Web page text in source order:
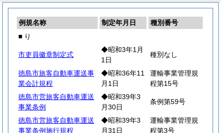
例規名称 制定年月日
種別番号
■ り
市吏員徽章制定式
◆昭和3年1月
1日
種別なし
徳島市旅客自動車運送事
業会計規程
◆昭和36年11
月1日
運輸事業管理規
程第15号
徳島市営旅客自動車運送
事業条例
◆昭和39年3
月30日
条例第59号
徳島市営旅客自動車運送
事業条例施行規程
◆昭和39年3
月31日
運輸事業管理規
程第3号